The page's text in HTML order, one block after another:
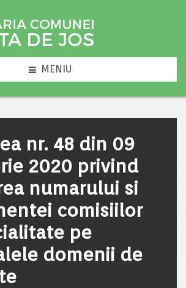
MENIU
nr. 48 din 09
2020 privind
numarului si
comisiilor
pe
domenii de